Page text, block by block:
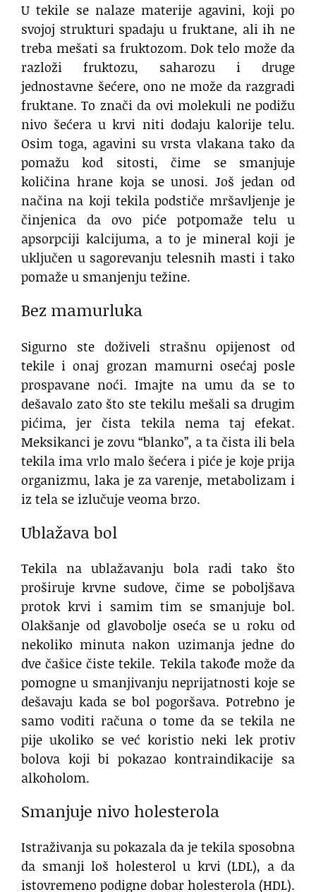
U tekile se nalaze materije agavini, koji po
svojoj strukturi spadaju u fruktane, ali ih ne
treba mešati sa fruktozom. Dok telo može da
razloži fruktozu, saharozu i druge
jednostavne šećere, ono ne može da razgradi
fruktane. To znači da ovi molekuli ne podižu
nivo šećera u krvi niti dodaju kalorije telu.
Osim toga, agavini su vrsta vlakana tako da
pomažu kod sitosti, čime se smanjuje
količina hrane koja se unosi. Još jedan od
načina na koji tekila podstiče mršavljenje je
činjenica da ovo piće potpomaže telu u
apsorpciji kalcijuma, a to je mineral koji je
uključen u sagorevanju telesnih masti i tako
pomaže u smanjenju težine.
Bez mamurluka
Sigurno ste doživeli strašnu opijenost od
tekile i onaj grozan mamurni osećaj posle
prospavane noći. Imajte na umu da se to
dešavalo zato što ste tekilu mešali sa drugim
pićima, jer čista tekila nema taj efekat.
Meksikanci je zovu “blanko”, a ta čista ili bela
tekila ima vrlo malo šećera i piće je koje prija
organizmu, laka je za varenje, metabolizam i
iz tela se izlučuje veoma brzo.
Ublažava bol
Tekila na ublažavanju bola radi tako što
proširuje krvne sudove, čime se poboljšava
protok krvi i samim tim se smanjuje bol.
Olakšanje od glavobolje oseća se u roku od
nekoliko minuta nakon uzimanja jedne do
dve čašice čiste tekile. Tekila takođe može da
pomogne u smanjivanju neprijatnosti koje se
dešavaju kada se bol pogoršava. Potrebno je
samo voditi računa o tome da se tekila ne
pije ukoliko se već koristio neki lek protiv
bolova koji bi pokazao kontraindikacije sa
alkoholom.
Smanjuje nivo holesterola
Istraživanja su pokazala da je tekila sposobna
da smanji loš holesterol u krvi (LDL), a da
istovremeno podigne dobar holesterola (HDL).